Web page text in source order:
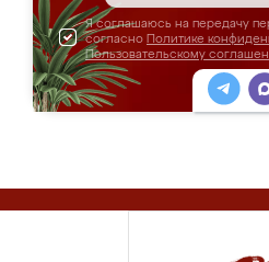
Я соглашаюсь на передачу
согласно Политике
Пользовательскому